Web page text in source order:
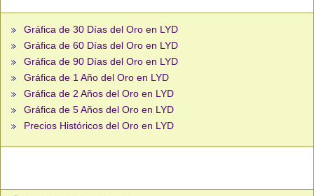
Gráfica de 30 Días del Oro en LYD
Gráfica de 60 Días del Oro en LYD
Gráfica de 90 Días del Oro en LYD
Gráfica de 1 Año del Oro en LYD
Gráfica de 2 Años del Oro en LYD
Gráfica de 5 Años del Oro en LYD
Precios Históricos del Oro en LYD